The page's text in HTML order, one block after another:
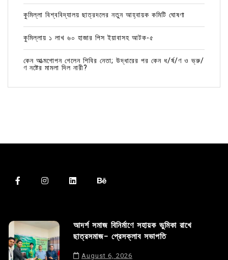
কুমিল্লা বিশ্ববিদ্যালয় ছাত্রদলের নতুন আহ্বায়ক কমিটি ঘোষণা
কুমিল্লায় ১ লাখ ৬০ হাজার পিস ইয়াবাসহ আটক-৫
কেন আত্মগোপন গেলেন শিবির নেতা; উদ্ধারের পর কেন ধ/র্ষ/ণ ও ভ্রু/
ণ নষ্টের মামলা দিল নারী?
আদর্শ সমাজ বিনির্মাণে সহায়ক ভুমিকা রাখে
ছাত্রসমাজ- প্রেসক্লাব সভাপতি
August 6, 2026